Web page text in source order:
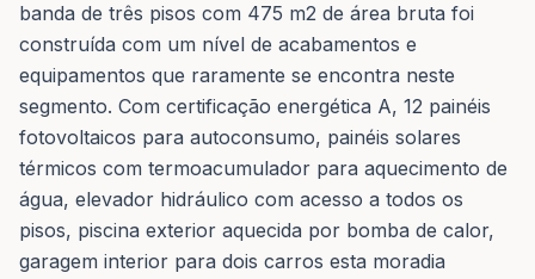
banda de três pisos com 475 m2 de área bruta foi
construída com um nível de acabamentos e
equipamentos que raramente se encontra neste
segmento. Com certificação energética A, 12 painéis
fotovoltaicos para autoconsumo, painéis solares
térmicos com termoacumulador para aquecimento de
água, elevador hidráulico com acesso a todos os
pisos, piscina exterior aquecida por bomba de calor,
garagem interior para dois carros esta moradia